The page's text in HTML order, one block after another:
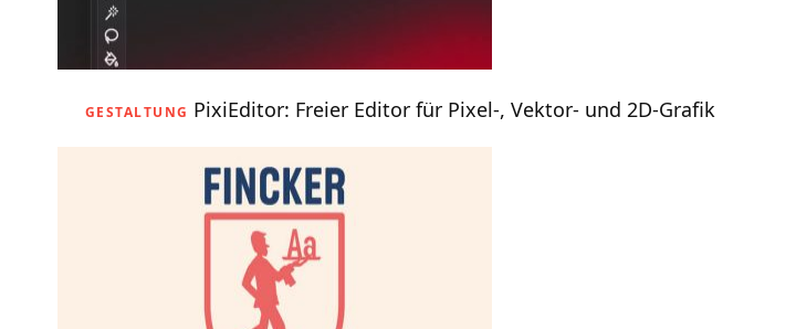
GESTALTUNG PixiEditor: Freier Editor für Pixel-, Vektor- und 2D-Grafik